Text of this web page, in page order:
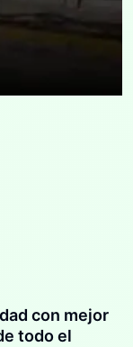
con mejor
todo el